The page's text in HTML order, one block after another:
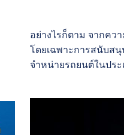
อย่างไรก็ตาม จากคว
โดยเฉพาะการสนับส
จำหน่ายรถยนต์ในประ